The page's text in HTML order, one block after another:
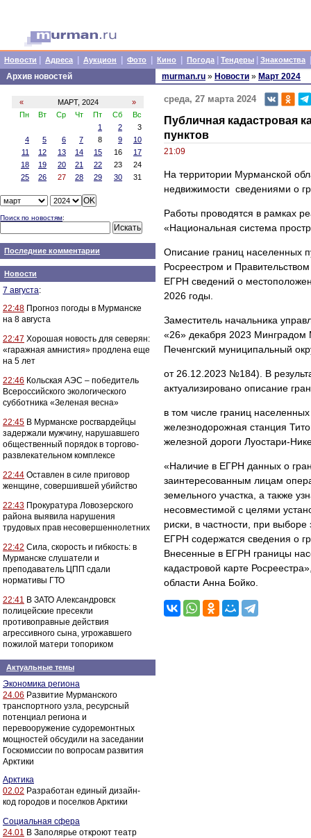
Новости Адреса Аукцион Фото Кино Погода Тендеры Знакомства
Архив новостей
« МАРТ, 2024
»
Пн
Вт Ср Чт Пт Сб
Вс
1
2
3
4
5 6 7 8 9
10
11
12 13 14 15 16
17
18
19 20 21 22 23
24
25
26 27 28 29 30 31
Поиск по новостям:
Последние комментарии
Новости
7 августа:
22:48 Прогноз погоды в Мурманске
на 8 августа
22:47 Хорошая новость для северян:
«гаражная амнистия» продлена еще
на 5 лет
22:46 Кольская АЭС – победитель
Всероссийского экологического
субботника «Зеленая весна»
22:45 В Мурманске росгвардейцы
задержали мужчину, нарушавшего
общественный порядок в торгово-
развлекательном комплексе
22:44 Оставлен в силе приговор
женщине, совершившей убийство
22:43 Прокуратура Ловозерского
района выявила нарушения
трудовых прав несовершеннолетних
22:42 Сила, скорость и гибкость: в
Мурманске слушатели и
преподаватель ЦПП сдали
нормативы ГТО
22:41 В ЗАТО Александровск
полицейские пресекли
противоправные действия
агрессивного сына, угрожавшего
пожилой матери топориком
Актуальные темы
Экономика региона
24.06 Развитие Мурманского
транспортного узла, ресурсный
потенциал региона и
перевооружение судоремонтных
мощностей обсудили на заседании
Госкомиссии по вопросам развития
Арктики
Арктика
02.02 Разработан единый дизайн-
код городов и поселков Арктики
Социальная сфера
24.01 В Заполярье откроют театр
murman.ru » Новости » Март 2024
среда, 27 марта 2024
Публичная кадастровая
пунктов
21:09
На территории Мурманской
недвижимости сведениями о
Работы проводятся в рамках
«Национальная система
Описание границ населенных
Росреестром и
ЕГРН сведений о
2026 годы.
Заместитель начальника
«26» декабря 2023 Минградом
Печенгский муниципальный
от 26.12.2023 №184). В
актуализировано описание
в том числе границ
железнодорожная станция
железной дороги Луостари-
«Наличие в ЕГРН данных о
заинтересованным лицам
земельного участка, а также
несовместимой с целями
риски, в частности, при
ЕГРН содержатся сведения о
Внесенные в ЕГРН границы
кадастровой карте
области Анна Бойко.